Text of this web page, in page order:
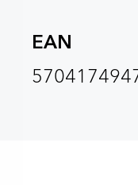
EAN